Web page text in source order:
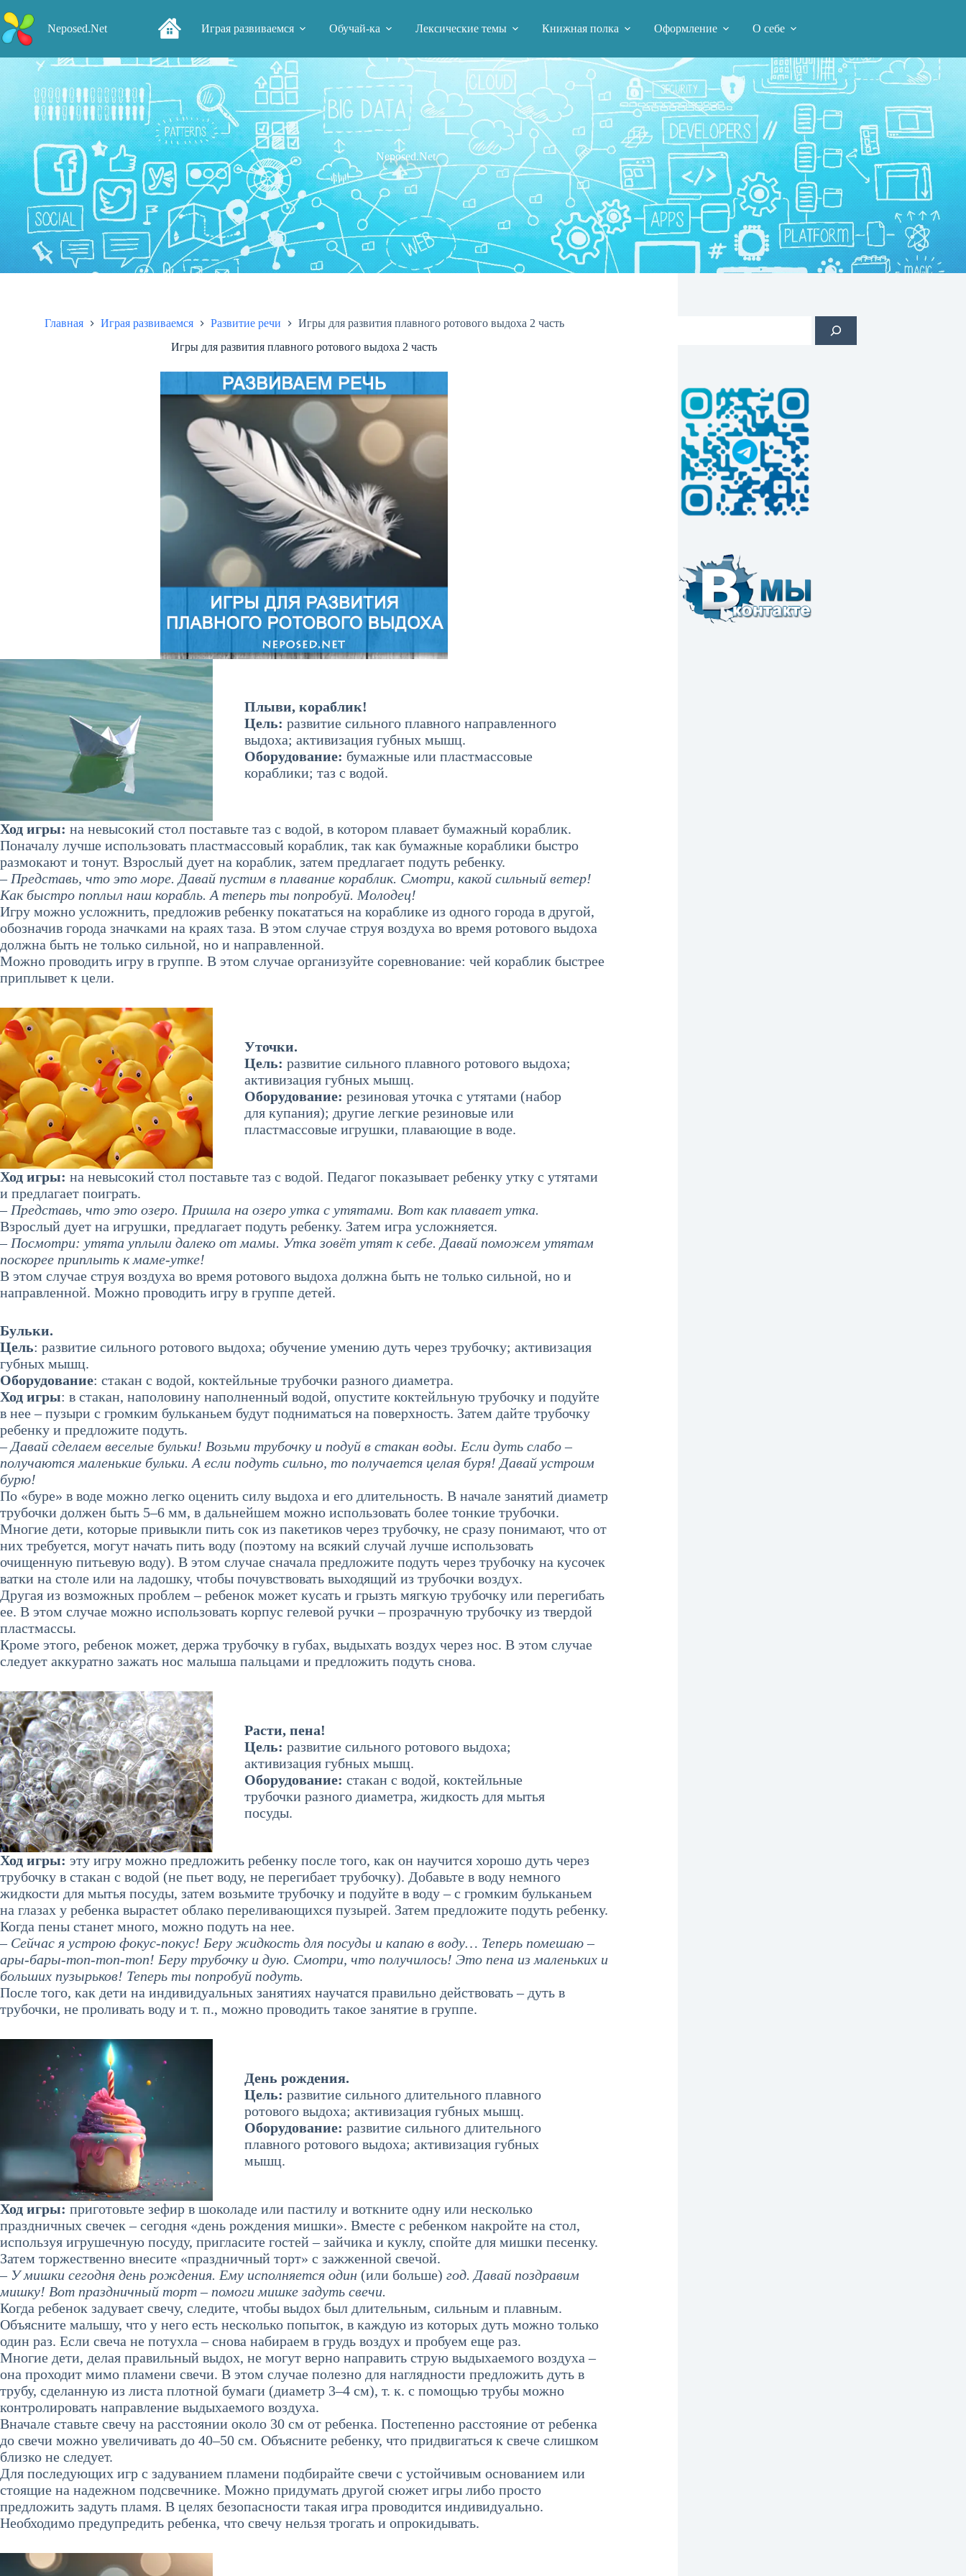
к
сути
Neposed.Net Играя развиваемся Обучай-ка Лексические темы Книжная полка Оформление О себе
Neposed.Net
Главная Играя развиваемся Развитие речи
Игры для развития плавного ротового выдоха 2 часть
Игры для развития плавного ротового выдоха 2 часть
Плыви, кораблик!
Цель: развитие сильного плавного направленного
выдоха; активизация губных мышц.
Оборудование: бумажные или пластмассовые
кораблики; таз с водой.
Ход игры: на невысокий стол поставьте таз с водой, в котором плавает бумажный кораблик.
Поначалу лучше использовать пластмассовый кораблик, так как бумажные кораблики быстро
размокают и тонут. Взрослый дует на кораблик, затем предлагает подуть ребенку.
– Представь, что это море. Давай пустим в плавание кораблик. Смотри, какой сильный ветер!
Как быстро поплыл наш корабль. А теперь ты попробуй. Молодец!
Игру можно усложнить, предложив ребенку покататься на кораблике из одного города в другой,
обозначив города значками на краях таза. В этом случае струя воздуха во время ротового выдоха
должна быть не только сильной, но и направленной.
Можно проводить игру в группе. В этом случае организуйте соревнование: чей кораблик быстрее
приплывет к цели.
Уточки.
Цель: развитие сильного плавного ротового выдоха;
активизация губных мышц.
Оборудование:резиновая уточка с утятами (набор
для купания); другие легкие резиновые или
пластмассовые игрушки, плавающие в воде.
Ход игры: на невысокий стол поставьте таз с водой. Педагог показывает ребенку утку с утятами
и предлагает поиграть.
– Представь, что это озеро. Пришла на озеро утка с утятами. Вот как плавает утка.
Взрослый дует на игрушки, предлагает подуть ребенку. Затем игра усложняется.
– Посмотри: утята уплыли далеко от мамы. Утка зовёт утят к себе. Давай поможем утятам
поскорее приплыть к маме-утке!
В этом случае струя воздуха во время ротового выдоха должна быть не только сильной, но и
направленной. Можно проводить игру в группе детей.
Бульки.
Цель: развитие сильного ротового выдоха; обучение умению дуть через трубочку; активизация
губных мышц.
Оборудование: стакан с водой, коктейльные трубочки разного диаметра.
Ход игры: в стакан, наполовину наполненный водой, опустите коктейльную трубочку и подуйте
в нее – пузыри с громким бульканьем будут подниматься на поверхность. Затем дайте трубочку
ребенку и предложите подуть.
– Давай сделаем веселые бульки! Возьми трубочку и подуй в стакан воды. Если дуть слабо –
получаются маленькие бульки. А если подуть сильно, то получается целая буря! Давай устроим
бурю!
По «буре» в воде можно легко оценить силу выдоха и его длительность. В начале занятий диаметр
трубочки должен быть 5–6 мм, в дальнейшем можно использовать более тонкие трубочки.
Многие дети, которые привыкли пить сок из пакетиков через трубочку, не сразу понимают, что от
них требуется, могут начать пить воду (поэтому на всякий случай лучше использовать
очищенную питьевую воду). В этом случае сначала предложите подуть через трубочку на кусочек
ватки на столе или на ладошку, чтобы почувствовать выходящий из трубочки воздух.
Другая из возможных проблем – ребенок может кусать и грызть мягкую трубочку или перегибать
ее. В этом случае можно использовать корпус гелевой ручки – прозрачную трубочку из твердой
пластмассы.
Кроме этого, ребенок может, держа трубочку в губах, выдыхать воздух через нос. В этом случае
следует аккуратно зажать нос малыша пальцами и предложить подуть снова.
Расти, пена!
Цель: развитие сильного ротового выдоха;
активизация губных мышц.
Оборудование:стакан с водой, коктейльные
трубочки разного диаметра, жидкость для мытья
посуды.
Ход игры: эту игру можно предложить ребенку после того, как он научится хорошо дуть через
трубочку в стакан с водой (не пьет воду, не перегибает трубочку). Добавьте в воду немного
жидкости для мытья посуды, затем возьмите трубочку и подуйте в воду – с громким бульканьем
на глазах у ребенка вырастет облако переливающихся пузырей. Затем предложите подуть ребенку.
Когда пены станет много, можно подуть на нее.
– Сейчас я устрою фокус-покус! Беру жидкость для посуды и капаю в воду… Теперь помешаю –
ары-бары-топ-топ-топ! Беру трубочку и дую. Смотри, что получилось! Это пена из маленьких и
больших пузырьков! Теперь ты попробуй подуть.
После того, как дети на индивидуальных занятиях научатся правильно действовать – дуть в
трубочки, не проливать воду и т. п., можно проводить такое занятие в группе.
День рождения.
Цель: развитие сильного длительного плавного
ротового выдоха; активизация губных мышц.
Оборудование:развитие сильного длительного
плавного ротового выдоха; активизация губных
мышц.
Ход игры: приготовьте зефир в шоколаде или пастилу и воткните одну или несколько
праздничных свечек – сегодня «день рождения мишки». Вместе с ребенком накройте на стол,
используя игрушечную посуду, пригласите гостей – зайчика и куклу, спойте для мишки песенку.
Затем торжественно внесите «праздничный торт» с зажженной свечой.
– У мишки сегодня день рождения. Ему исполняется один (или больше) год. Давай поздравим
мишку! Вот праздничный торт – помоги мишке задуть свечи.
Когда ребенок задувает свечу, следите, чтобы выдох был длительным, сильным и плавным.
Объясните малышу, что у него есть несколько попыток, в каждую из которых дуть можно только
один раз. Если свеча не потухла – снова набираем в грудь воздух и пробуем еще раз.
Многие дети, делая правильный выдох, не могут верно направить струю выдыхаемого воздуха –
она проходит мимо пламени свечи. В этом случае полезно для наглядности предложить дуть в
трубу, сделанную из листа плотной бумаги (диаметр 3–4 см), т. к. с помощью трубы можно
контролировать направление выдыхаемого воздуха.
Вначале ставьте свечу на расстоянии около 30 см от ребенка. Постепенно расстояние от ребенка
до свечи можно увеличивать до 40–50 см. Объясните ребенку, что придвигаться к свече слишком
близко не следует.
Для последующих игр с задуванием пламени подбирайте свечи с устойчивым основанием или
стоящие на надежном подсвечнике. Можно придумать другой сюжет игры либо просто
предложить задуть пламя. В целях безопасности такая игра проводится индивидуально.
Необходимо предупредить ребенка, что свечу нельзя трогать и опрокидывать.